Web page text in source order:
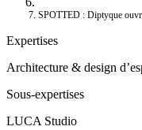
SPOTTED : Diptyque
Expertises
Architecture & design
Sous-expertises
LUCA Studio